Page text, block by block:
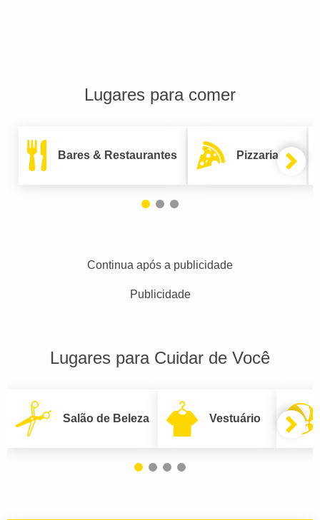
Lugares para comer
Bares & Restaurantes Pizzarias
Continua após a publicidade
Publicidade
Lugares para Cuidar de Você
Salão de Beleza Vestuário